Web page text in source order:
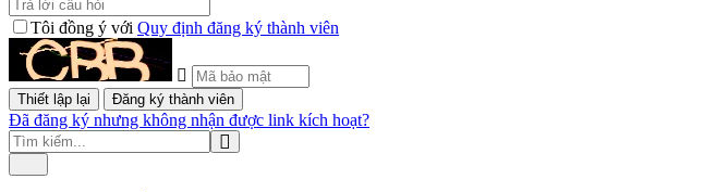
Tôi đồng ý với Quy định đăng ký thành viên
Đã đăng ký nhưng không nhận được link kích hoạt?